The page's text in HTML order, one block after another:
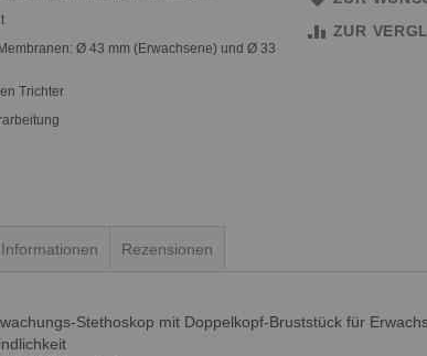
ZUR
Ø 43 mm (Erwachsene) und Ø 33
Trichter
Stethoskop mit Doppelkopf-Bruststück für
Rezensionen